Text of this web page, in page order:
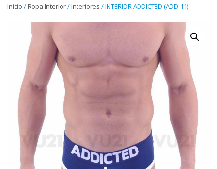
Inicio /Ropa Interior/Interiores / INTERIOR ADDICTED (ADD-11)